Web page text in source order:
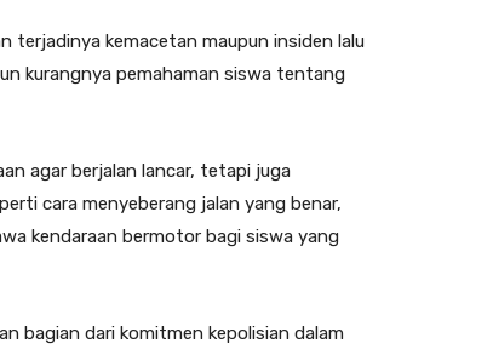
terjadinya kemacetan maupun insiden lalu
kurangnya pemahaman siswa tentang
agar berjalan lancar, tetapi juga
cara menyeberang jalan yang benar,
kendaraan bermotor bagi siswa yang
bagian dari komitmen kepolisian dalam